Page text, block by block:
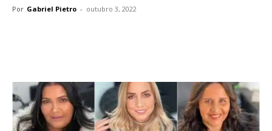
Por Gabriel Pietro - outubro 3, 2022